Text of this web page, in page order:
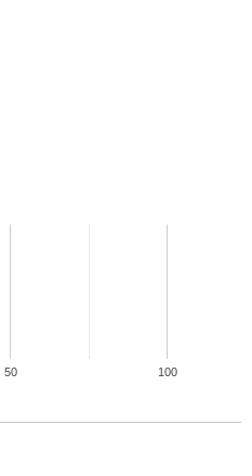
50 100